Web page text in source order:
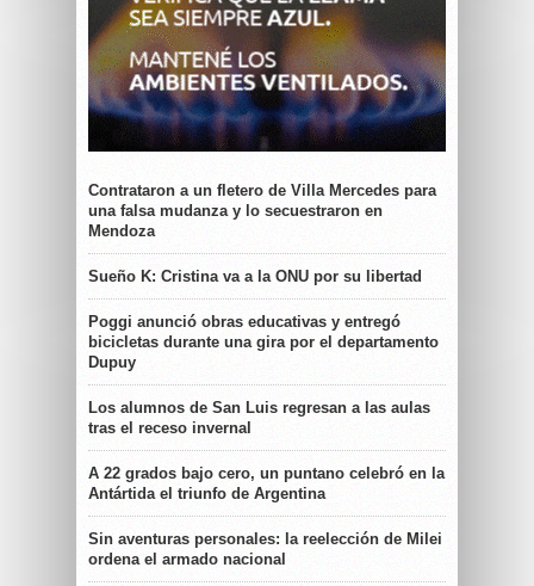
Contrataron a un fletero de Villa Mercedes para
una falsa mudanza y lo secuestraron en
Mendoza
Sueño K: Cristina va a la ONU por su libertad
Poggi anunció obras educativas y entregó
bicicletas durante una gira por el departamento
Dupuy
Los alumnos de San Luis regresan a las aulas
tras el receso invernal
A 22 grados bajo cero, un puntano celebró en la
Antártida el triunfo de Argentina
Sin aventuras personales: la reelección de Milei
ordena el armado nacional